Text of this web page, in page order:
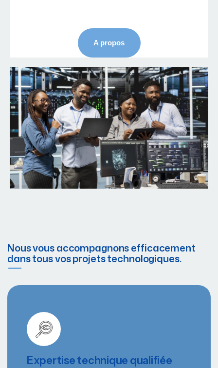
Nous vous accompagnons efficacement
dans tous vos projets technologiques.
Expertise technique qualifiée